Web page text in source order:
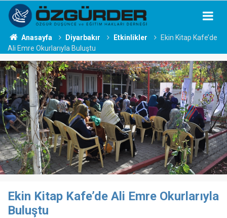
Anasayfa Diyarbakır Etkinlikler
Ekin Kitap Kafe’de
Ali Emre Okurlarıyla Buluştu
Ekin Kitap Kafe’de Ali Emre Okurlarıyla
Buluştu